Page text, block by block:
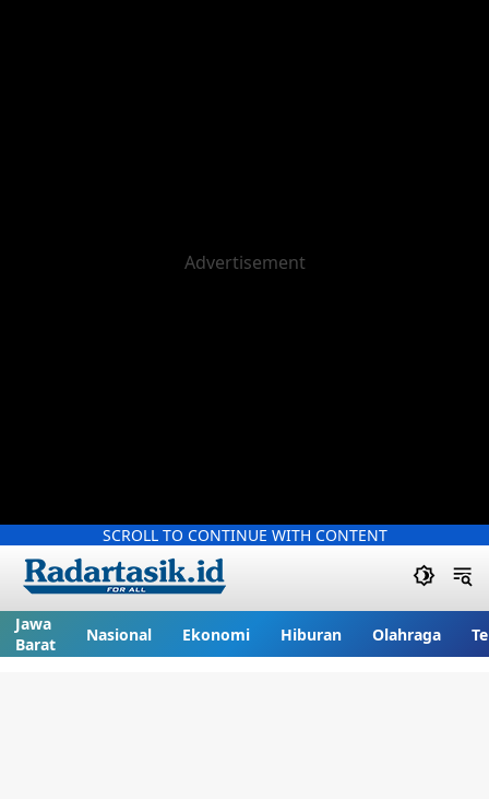
SCROLL TO CONTINUE WITH CONTENT
Jawa
Barat
Nasional Ekonomi Hiburan Olahraga